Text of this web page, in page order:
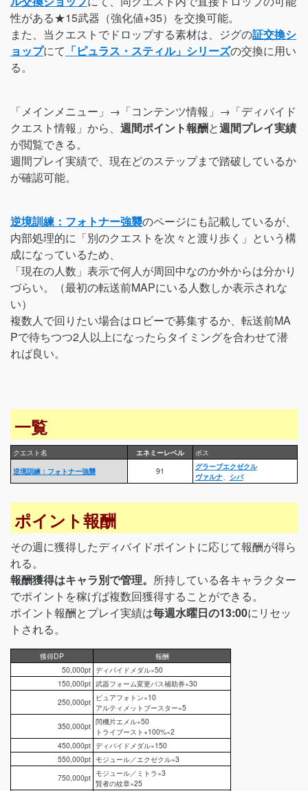
性がある★15武器（強化値+35）を交換可能。
また、当クエストでドロップする素材は、ジグの証交換シ
ョップにて 「ピュラス・スティル」シリーズの交換に用い
る。
「メインメニュー」→「コンテンツ情報」→「ディバイド
クエスト情報」から、 週間ポイント報酬と週間プレイ実績
が閲覧できる。
週間プレイ実績で、現在どのステップまで踏破しているか
が確認可能。
逆境訓練：フォトナー強襲のページにも記載しているが、
内部処理的に「別のクエストを次々と渡り歩く」という構
成になっているため、
「現在の人数」表示で何人が周回中なのか外からは分かり
づらい。（最初の転送前MAPにいる人数しか表示されな
い）
複数人で回りたい場合はロビーで募集するか、転送前MA
Pで待ちつつ2人以上になったらタイミングを合わせて潜
れば良い。
一覧
クエスト名 エネミーレベル
ボス
逆境訓練：フォトナー強襲
91
グラーブエクゼクル
ヴァルナ、 シバ
ポイント報酬
その週に獲得したディバイドポイントに応じて報酬が得ら
れる。
報酬獲得はキャラ別で管理。 所持している各キャラクター
でポイントを稼げば複数回獲得することができる。
ポイント報酬とプレイ実績は毎週水曜日の13:00にリセッ
トされる。
獲得DP
報酬
50,000pt ディバイドメダル×50
150,000pt 武器フォーム変更パス補助券×30
250,000pt ピュアフォトン×10
アルティメットブースター×5
350,000pt 閃機片エメル×50
トライブースト+100%×2
450,000pt ディバイドメダル×150
550,000pt モジュール／エクゼクル×3
750,000pt モジュール／ミトラ×3
賢者の紋章×25